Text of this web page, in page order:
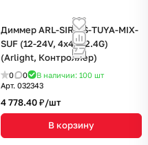
Диммер ARL-SIRIUS-TUYA-MIX-
SUF (12-24V, 4x4A, 2.4G)
(Arlight, Контроллер)
0 0 В наличии: 100 шт
Арт. 032343
4 778.40 ₽/шт
В корзину